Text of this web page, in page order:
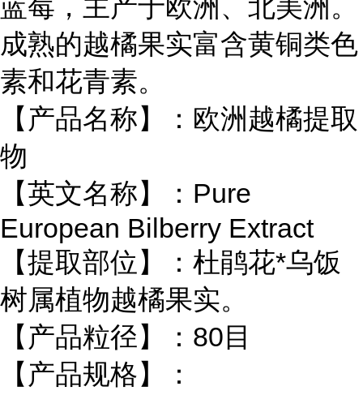
蓝莓，主产于欧洲、北美洲。
成熟的越橘果实富含黄铜类色
素和花青素。
【产品名称】：欧洲越橘提取
物
【英文名称】：Pure
European Bilberry Extract
【提取部位】：杜鹃花*乌饭
树属植物越橘果实。
【产品粒径】：80目
【产品规格】：